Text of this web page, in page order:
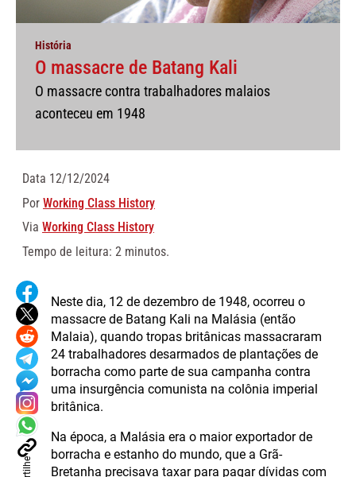
História
O massacre de Batang Kali
O massacre contra trabalhadores malaios
aconteceu em 1948
Data 12/12/2024
Por Working Class History
Via Working Class History
Tempo de leitura: 2 minutos.
Neste dia, 12 de dezembro de 1948, ocorreu o
massacre de Batang Kali na Malásia (então
Malaia), quando tropas britânicas massacraram
24 trabalhadores desarmados de plantações de
borracha como parte de sua campanha contra
uma insurgência comunista na colônia imperial
britânica.
Na época, a Malásia era o maior exportador de
borracha e estanho do mundo, que a Grã-
Bretanha precisava taxar para pagar dívidas com